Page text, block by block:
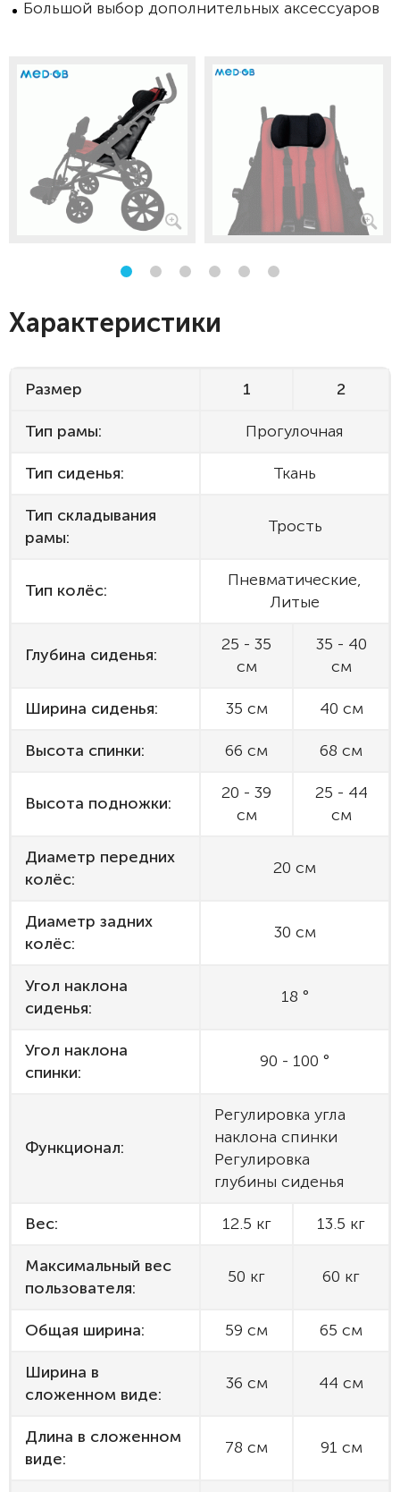
Большой выбор дополнительных аксессуаров
Характеристики
Размер 1 2
Тип рамы: Прогулочная
Тип сиденья: Ткань
Тип складывания
рамы:
Трость
Тип колёс:
Пневматические,
Литые
Глубина сиденья:
25 - 35
см
35 - 40
см
Ширина сиденья: 35 см 40 см
Высота спинки: 66 см 68 см
Высота подножки:
20 - 39
см
25 - 44
см
Диаметр передних
колёс:
20 см
Диаметр задних
колёс:
30 см
Угол наклона
сиденья:
18 °
Угол наклона
спинки:
90 - 100 °
Функционал:
Регулировка угла
наклона спинки
Регулировка
глубины сиденья
Вес: 12.5 кг 13.5 кг
Максимальный вес
пользователя:
50 кг 60 кг
Общая ширина: 59 см 65 см
Ширина в
сложенном виде:
36 см 44 см
Длина в сложенном
виде:
78 см 91 см